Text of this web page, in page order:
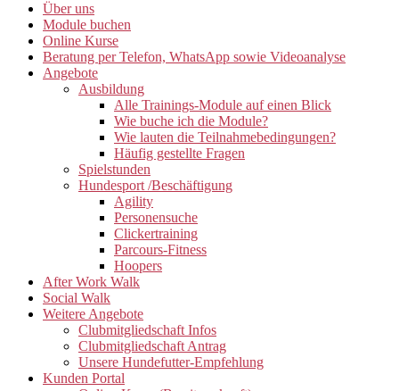
Über uns
Module buchen
Online Kurse
Beratung per Telefon, WhatsApp sowie Videoanalyse
Angebote
Ausbildung
Alle Trainings-Module auf einen Blick
Wie buche ich die Module?
Wie lauten die Teilnahmebedingungen?
Häufig gestellte Fragen
Spielstunden
Hundesport /Beschäftigung
Agility
Personensuche
Clickertraining
Parcours-Fitness
Hoopers
After Work Walk
Social Walk
Weitere Angebote
Clubmitgliedschaft Infos
Clubmitgliedschaft Antrag
Unsere Hundefutter-Empfehlung
Kunden Portal